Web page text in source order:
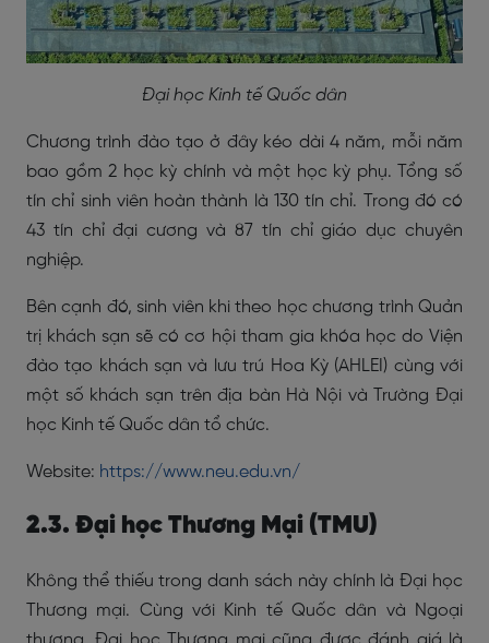
Đại học Kinh tế Quốc dân
Chương trình đào tạo ở đây kéo dài 4 năm, mỗi năm
bao gồm 2 học kỳ chính và một học kỳ phụ. Tổng số
tín chỉ sinh viên hoàn thành là 130 tín chỉ. Trong đó có
43 tín chỉ đại cương và 87 tín chỉ giáo dục chuyên
nghiệp.
Bên cạnh đó, sinh viên khi theo học chương trình Quản
trị khách sạn sẽ có cơ hội tham gia khóa học do Viện
đào tạo khách sạn và lưu trú Hoa Kỳ (AHLEI) cùng với
một số khách sạn trên địa bàn Hà Nội và Trường Đại
học Kinh tế Quốc dân tổ chức.
Website: https://www.neu.edu.vn/
2.3. Đại học Thương Mại (TMU)
Không thể thiếu trong danh sách này chính là Đại học
Thương mại. Cùng với Kinh tế Quốc dân và Ngoại